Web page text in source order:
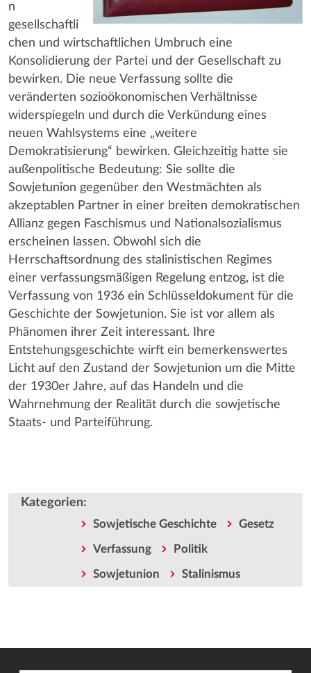
n
gesellschaftli
chen und wirtschaftlichen Umbruch eine
Konsolidierung der Partei und der Gesellschaft zu
bewirken. Die neue Verfassung sollte die
veränderten sozioökonomischen Verhältnisse
widerspiegeln und durch die Verkündung eines
neuen Wahlsystems eine „weitere
Demokratisierung“ bewirken. Gleichzeitig hatte sie
außenpolitische Bedeutung: Sie sollte die
Sowjetunion gegenüber den Westmächten als
akzeptablen Partner in einer breiten demokratischen
Allianz gegen Faschismus und Nationalsozialismus
erscheinen lassen. Obwohl sich die
Herrschaftsordnung des stalinistischen Regimes
einer verfassungsmäßigen Regelung entzog, ist die
Verfassung von 1936 ein Schlüsseldokument für die
Geschichte der Sowjetunion. Sie ist vor allem als
Phänomen ihrer Zeit interessant. Ihre
Entstehungsgeschichte wirft ein bemerkenswertes
Licht auf den Zustand der Sowjetunion um die Mitte
der 1930er Jahre, auf das Handeln und die
Wahrnehmung der Realität durch die sowjetische
Staats- und Parteiführung.
Kategorien:
Sowjetische Geschichte Gesetz
Verfassung Politik
Sowjetunion Stalinismus